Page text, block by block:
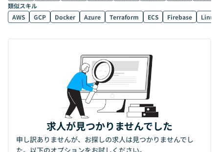
類似スキル
AWS
GCP Docker Azure Terraform ECS Firebase Linux
求人が見つかりませんでした
申し訳ありませんが、お探しの求人は見つかりませんでし